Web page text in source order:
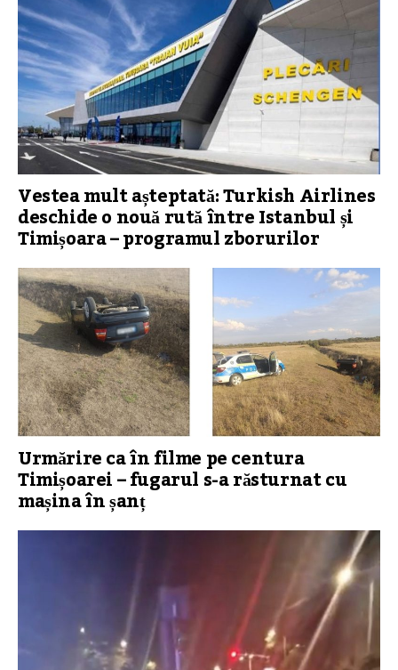
Vestea mult așteptată: Turkish Airlines
deschide o nouă rută între Istanbul și
Timișoara – programul zborurilor
Urmărire ca în filme pe centura
Timișoarei – fugarul s-a răsturnat cu
mașina în șanț